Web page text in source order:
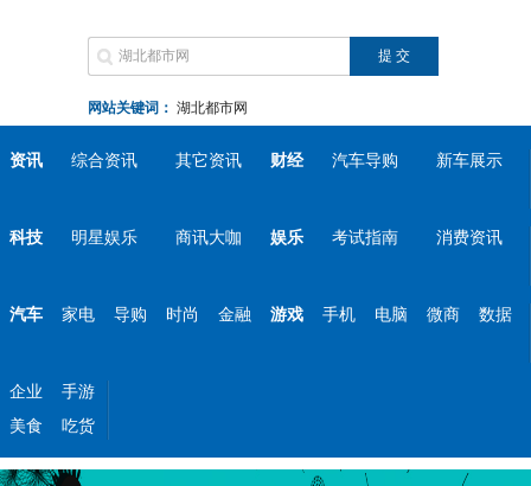
网站关键词： 湖北都市网
资讯 综合资讯 其它资讯 财经 汽车导购 新车展示
科技 明星娱乐 商讯大咖 娱乐 考试指南 消费资讯
汽车 家电 导购 时尚 金融 游戏 手机 电脑 微商 数据
企业
手游
美食
吃货